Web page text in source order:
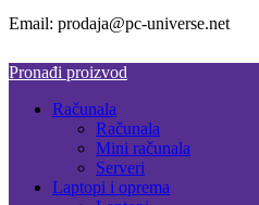
Email: prodaja@pc-universe.net
Pronađi proizvod
Računala
Računala
Mini računala
Serveri
Laptopi i oprema